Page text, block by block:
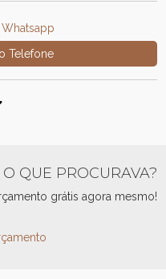
Telefone
QUE PROCURAVA?
grátis agora mesmo!